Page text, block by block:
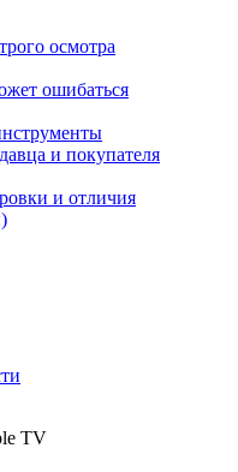
осмотра
ошибаться
и покупателя
и отличия
TV